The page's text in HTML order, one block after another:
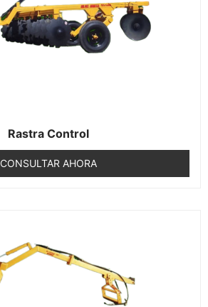
Rastra Control
CONSULTAR AHORA